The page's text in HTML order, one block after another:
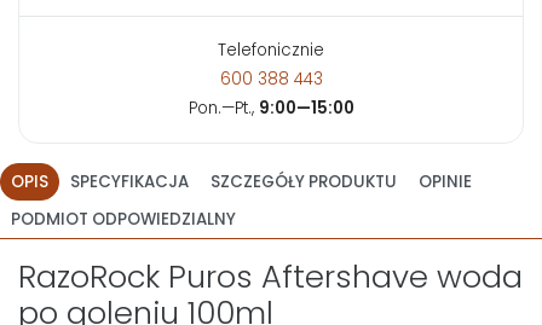
Telefonicznie
600 388 443
Pon.—Pt., 9:00—15:00
OPIS SPECYFIKACJA SZCZEGÓŁY PRODUKTU
OPINIE
PODMIOT ODPOWIEDZIALNY
RazoRock Puros Aftershave woda
po goleniu 100ml